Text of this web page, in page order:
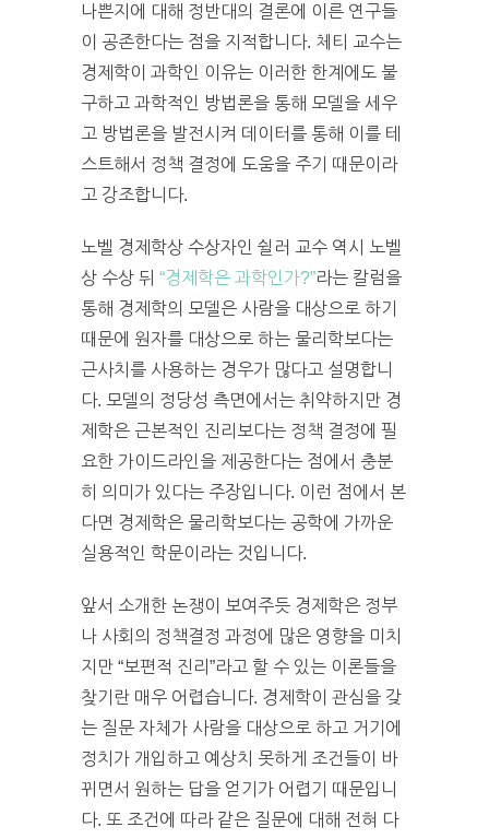
나쁜지에 대해 정반대의 결론에 이른 연구들
이 공존한다는 점을 지적합니다. 체티 교수는
경제학이 과학인 이유는 이러한 한계에도 불
구하고 과학적인 방법론을 통해 모델을 세우
고 방법론을 발전시켜 데이터를 통해 이를 테
스트해서 정책 결정에 도움을 주기 때문이라
고 강조합니다.
노벨 경제학상 수상자인 쉴러 교수 역시 노벨
상 수상 뒤 “경제학은 과학인가?”라는 칼럼을
통해 경제학의 모델은 사람을 대상으로 하기
때문에 원자를 대상으로 하는 물리학보다는
근사치를 사용하는 경우가 많다고 설명합니
다. 모델의 정당성 측면에서는 취약하지만 경
제학은 근본적인 진리보다는 정책 결정에 필
요한 가이드라인을 제공한다는 점에서 충분
히 의미가 있다는 주장입니다. 이런 점에서 본
다면 경제학은 물리학보다는 공학에 가까운
실용적인 학문이라는 것입니다.
앞서 소개한 논쟁이 보여주듯 경제학은 정부
나 사회의 정책결정 과정에 많은 영향을 미치
지만 “보편적 진리”라고 할 수 있는 이론들을
찾기란 매우 어렵습니다. 경제학이 관심을 갖
는 질문 자체가 사람을 대상으로 하고 거기에
정치가 개입하고 예상치 못하게 조건들이 바
뀌면서 원하는 답을 얻기가 어렵기 때문입니
다. 또 조건에 따라 같은 질문에 대해 전혀 다